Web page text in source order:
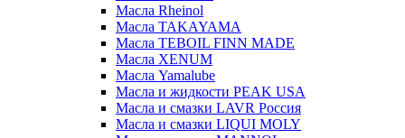
Масла Rheinol
Масла TAKAYAMA
Масла TEBOIL FINN MADE
Масла XENUM
Масла Yamalube
Масла и жидкости PEAK USA
Масла и смазки LAVR Россия
Масла и смазки LIQUI MOLY